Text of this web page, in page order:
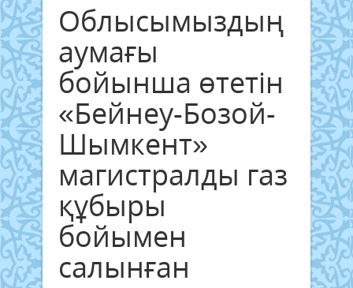
Облысымыздың
аумағы
бойынша өтетін
«Бейнеу-Бозой-
Шымкент»
магистралды газ
құбыры
бойымен
салынған